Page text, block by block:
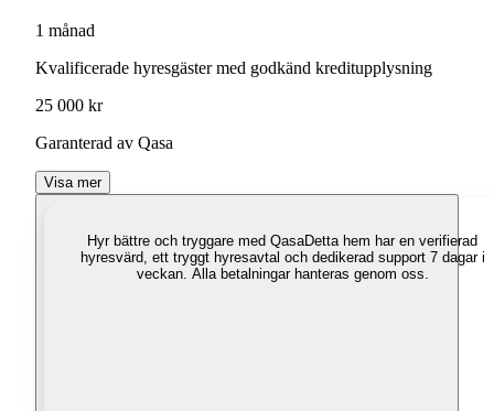
1 månad
Kvalificerade hyresgäster med godkänd kreditupplysning
25 000 kr
Garanterad av Qasa
Visa mer
Hyr bättre och tryggare med QasaDetta hem har en verifierad
hyresvärd, ett tryggt hyresavtal och dedikerad support 7 dagar i
veckan. Alla betalningar hanteras genom oss.